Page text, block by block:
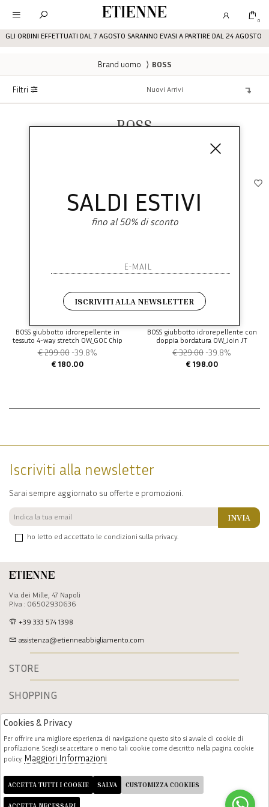
GLI ORDINI EFFETTUATI DAL 7 AGOSTO SARANNO EVASI A PARTIRE DAL 24 AGOSTO
Etienne 0
Brand uomo ⟩ BOSS
Filtri
BOSS
BOSS giubbotto idrorepellente in
tessuto 4-way stretch OW_GOC Chip
€ 299.00 -39.8%
€ 180.00
BOSS giubbotto idrorepellente con
doppia bordatura OW_Join JT
€ 329.00 -39.8%
€ 198.00
Etienne
Via dei Mille, 47 Napoli
P.Iva : 06502930636
+39 333 574 1398
assistenza@etienneabbigliamento.com
STORE
SHOPPING
Iscriviti alla newsletter
Sarai sempre aggiornato su offerte e promozioni.
ho letto ed accettato le condizioni sulla privacy.
INVIA
SALDI ESTIVI
fino al 50% di sconto
ISCRIVITI ALLA NEWSLETTER
Cookies & Privacy
Per offrire una migliore esperienza di navigazione questo sito si avvale di cookie di
profilazione. Scegli se accettare o meno tali cookie come descritto nella pagina cookie
policy. Maggiori Informazioni
ACCETTA TUTTI I COOKIE SALVA CUSTOMIZZA COOKIES